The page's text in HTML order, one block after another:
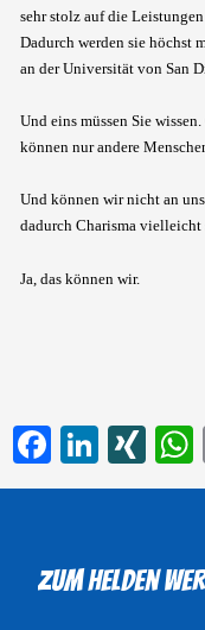
sehr stolz auf die
Dadurch werden sie höchst
an der Universität von San
Und eins müssen Sie
können nur andere
Und können wir nicht an
dadurch Charisma vielleicht
Ja, das können wir.
Zum helden